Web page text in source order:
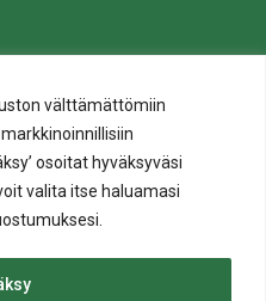
välttämättömiin
osoitat hyväksyväsi
valita itse haluamasi